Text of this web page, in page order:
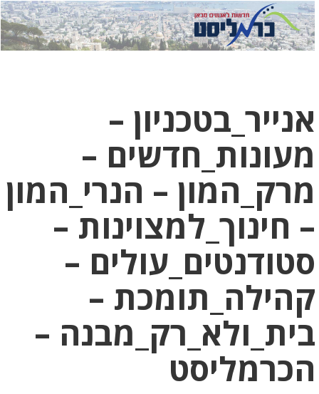
לחץ
כאן
לחץ
כדי
אנייר_בטכניון –
מעונות_חדשים –
מרק_המון – הנרי_המון
– חינוך_למצוינות –
סטודנטים_עולים –
קהילה_תומכת –
בית_ולא_רק_מבנה –
הכרמליסט